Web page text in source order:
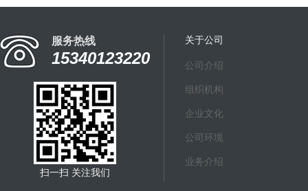
服务热线
15340123220
扫一扫 关注我们
关于公司
公司介绍
组织机构
企业文化
公司环境
业务介绍